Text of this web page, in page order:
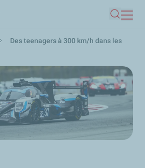
contenu
Des teenagers à 300 km/h dans les